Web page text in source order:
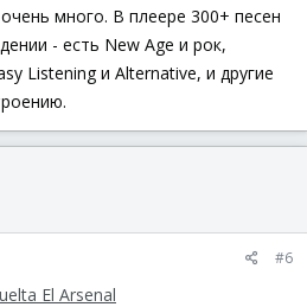
много. В плеере 300+ песен
- есть New Age и рок,
Listening и Alternative, и другие
#6
El Arsenal